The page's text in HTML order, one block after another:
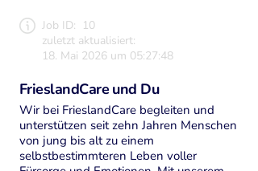
zuletzt aktualisiert:
18. Mai 2026 um 05:27:48
Job ID: 10
FrieslandCare und Du
Wir bei FrieslandCare begleiten und
unterstützen seit zehn Jahren Menschen
von jung bis alt zu einem
selbstbestimmteren Leben voller